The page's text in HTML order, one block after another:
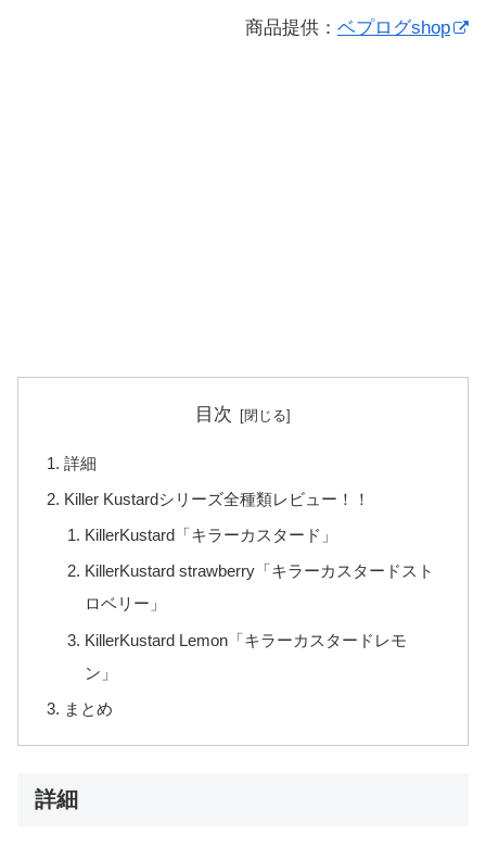
商品提供： ベプログshop
目次
詳細
Killer Kustardシリーズ全種類レビュー！！
KillerKustard「キラーカスタード」
KillerKustard strawberry「キラーカスタードスト
ロベリー」
KillerKustard Lemon「キラーカスタードレモ
ン」
まとめ
詳細